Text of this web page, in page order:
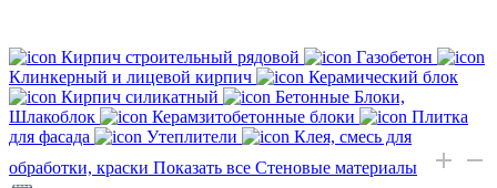
Кирпич строительный рядовой
Газобетон
Клинкерный и лицевой кирпич
Керамический блок
Кирпич силикатный
Бетонные Блоки,
Шлакоблок
Керамзитобетонные блоки
Плитка
для фасада
Утеплители
Клея, смесь для
обработки, краски Показать все Стеновые материалы